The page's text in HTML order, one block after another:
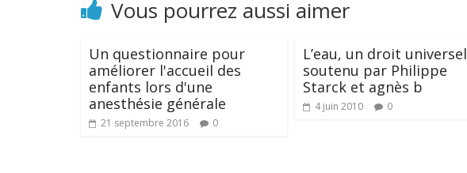
Vous pourrez aussi aimer
Un questionnaire pour
améliorer l'accueil des
enfants lors d'une
anesthésie générale
21 septembre 2016 0
L’eau, un droit universel
soutenu par Philippe
Starck et agnès b
4 juin 2010 0